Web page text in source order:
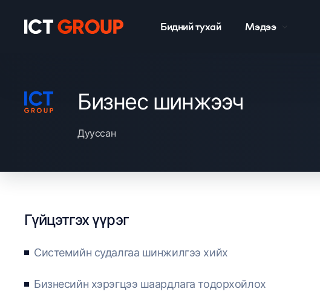
Бидний тухай Мэдээ
Бизнес шинжээч
Дууссан
Гүйцэтгэх үүрэг
Системийн судалгаа шинжилгээ хийх
Бизнесийн хэрэгцээ шаардлага тодорхойлох